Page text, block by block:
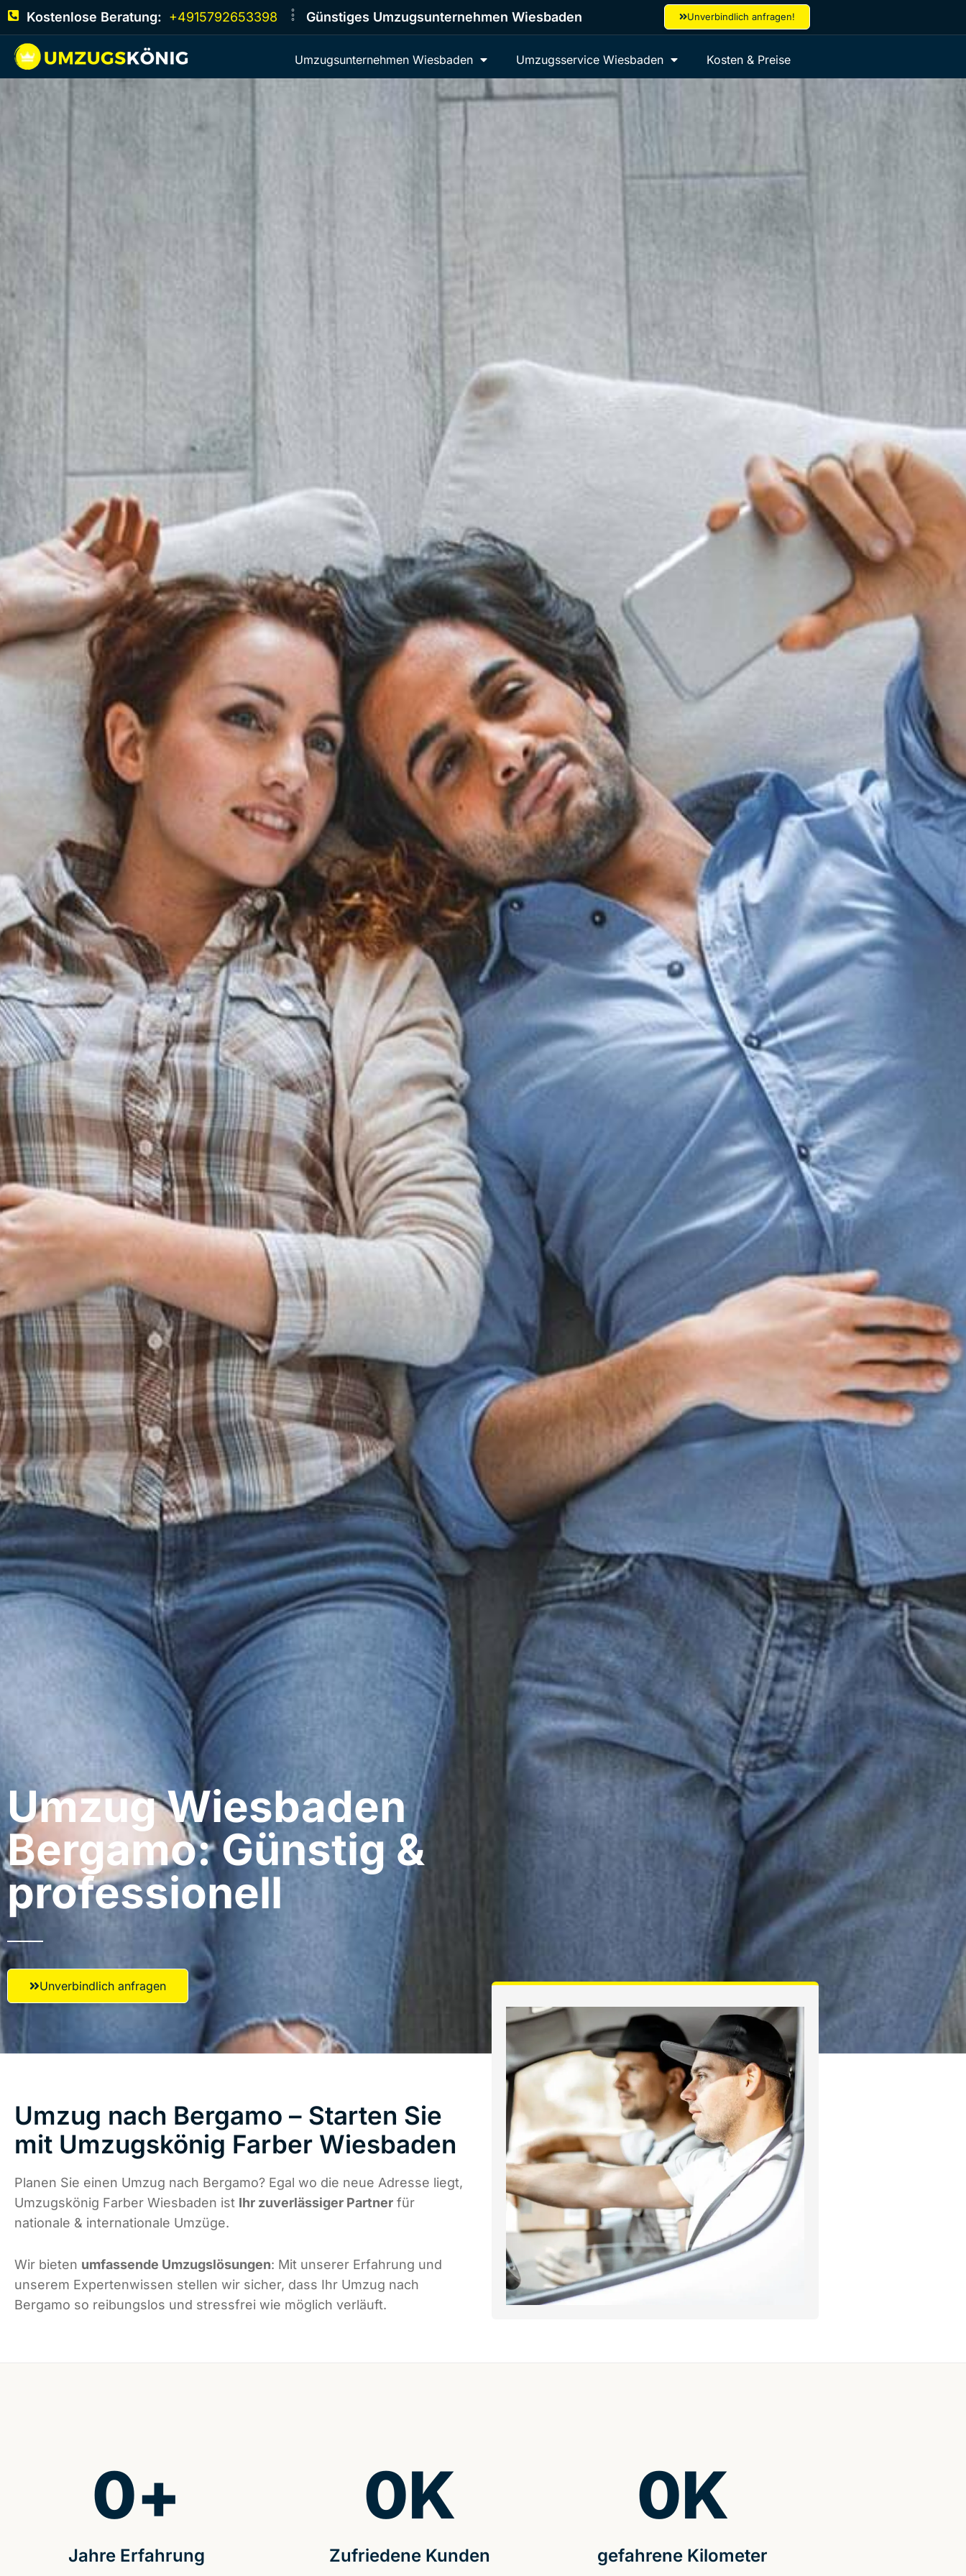
Kostenlose Beratung: +4915792653398 Günstiges Umzugsunternehmen Wiesbaden Unverbindlich anfragen!
Umzugsunternehmen Wiesbaden Umzugsservice Wiesbaden Kosten & Preise
Umzug Wiesbaden​
Bergamo: Günstig &
professionell​
Unverbindlich anfragen
Umzug nach Bergamo – Starten Sie
mit Umzugskönig Farber Wiesbaden
Planen Sie einen Umzug nach Bergamo? Egal wo die neue Adresse liegt,
Umzugskönig Farber Wiesbaden ist Ihr zuverlässiger Partner für
nationale & internationale Umzüge.
Wir bieten umfassende Umzugslösungen: Mit unserer Erfahrung und
unserem Expertenwissen stellen wir sicher, dass Ihr Umzug nach
Bergamo so reibungslos und stressfrei wie möglich verläuft.
Jahre Erfahrung
0+
Zufriedene Kunden
0K
gefahrene Kilometer
0K